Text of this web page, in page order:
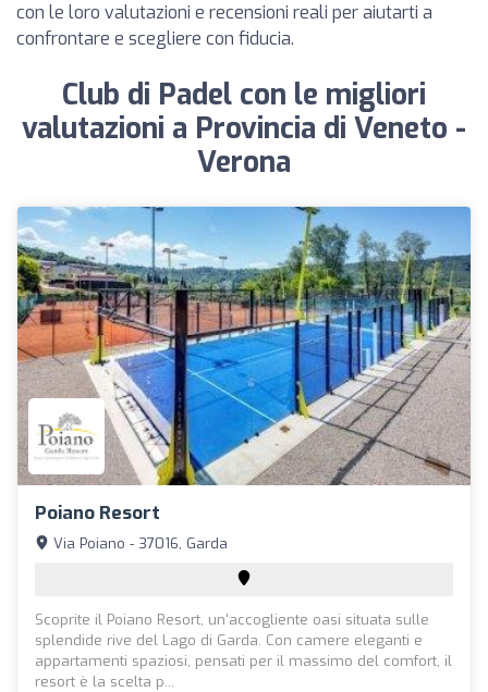
con le loro valutazioni e recensioni reali per aiutarti a
confrontare e scegliere con fiducia.
Club di Padel con le migliori
valutazioni a Provincia di Veneto -
Verona
Poiano Resort
Via Poiano - 37016, Garda
Scoprite il Poiano Resort, un'accogliente oasi situata sulle
splendide rive del Lago di Garda. Con camere eleganti e
appartamenti spaziosi, pensati per il massimo del comfort, il
resort è la scelta p...